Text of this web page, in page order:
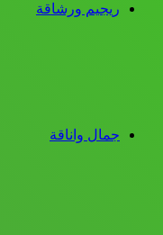
ريجيم ورشاقة
جمال واناقة